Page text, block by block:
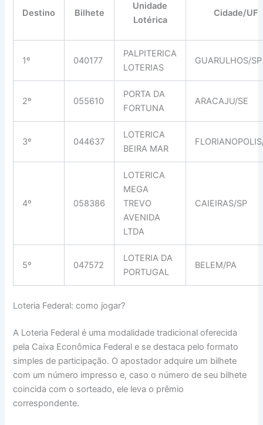
Destino Bilhete
Unidade
Lotérica
Cidade/UF
1º 040177
PALPITERICA
LOTERIAS
GUARULHOS/SP
2º 055610
PORTA DA
FORTUNA
ARACAJU/SE
3º 044637
LOTERICA
BEIRA MAR
4º 058386
LOTERICA
MEGA
TREVO
AVENIDA
LTDA
CAIEIRAS/SP
5º 047572
LOTERIA DA
PORTUGAL
BELEM/PA
Loteria Federal: como jogar?
A Loteria Federal é uma modalidade tradicional oferecida
pela Caixa Econômica Federal e se destaca pelo formato
simples de participação. O apostador adquire um bilhete
com um número impresso e, caso o número de seu bilhete
coincida com o sorteado, ele leva o prêmio
correspondente.